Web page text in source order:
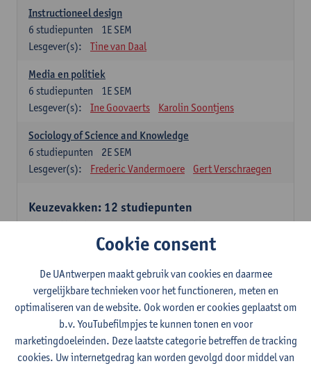
Instructioneel design
1E SEM
6 studiepunten
Lesgever(s):
Tine van Daal
Media en politiek
1E SEM
6 studiepunten
Lesgever(s):
Ine Goovaerts Karolin Soontjens
Sociology of Science and Knowledge
2E SEM
6 studiepunten
Lesgever(s):
Frederic Vandermoere Gert Verschraegen
Keuzevakken: 12 studiepunten
Keuzevakken cluster communicatiewetenschappen
Consumer Psychology
2E SEM
studiepunten
Lesgever(s):
Katrien Maldoy Konrad Rudnicki
Journalistiek en crossmedialiteit
1E SEM
studiepunten
Lesgever(s):
Steve Paulussen
Cookie consent
De UAntwerpen maakt gebruik van cookies en daarmee
vergelijkbare technieken voor het functioneren, meten en
optimaliseren van de website. Ook worden er cookies geplaatst om
b.v. YouTubefilmpjes te kunnen tonen en voor
marketingdoeleinden. Deze laatste categorie betreffen de tracking
cookies. Uw internetgedrag kan worden gevolgd door middel van